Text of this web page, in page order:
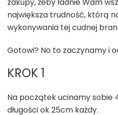
zakupy, żeby ładnie Wam
największa trudność, którą
wykonywania tej cudnej
Gotowi? No to zaczynamy i
KROK 1
Na początek ucinamy sobie
długości ok 25cm każdy.